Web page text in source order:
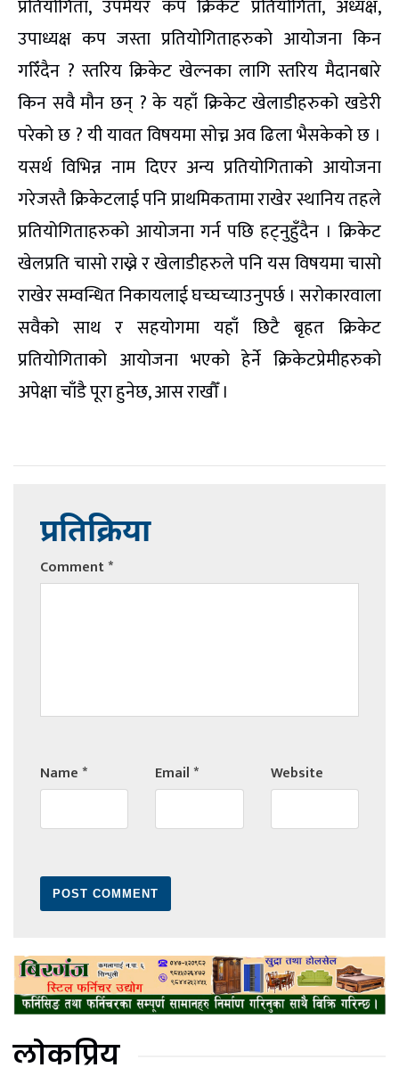
प्रतियोगिता, उपमेयर कप क्रिकेट प्रतियोगिता, अध्यक्ष,
उपाध्यक्ष कप जस्ता प्रतियोगिताहरुको आयोजना किन
गरिँदैन ? स्तरिय क्रिकेट खेल्नका लागि स्तरिय मैदानबारे
किन सवै मौन छन् ? के यहाँ क्रिकेट खेलाडीहरुको खडेरी
परेको छ ? यी यावत विषयमा सोच्न अव ढिला भैसकेको छ ।
यसर्थ विभिन्न नाम दिएर अन्य प्रतियोगिताको आयोजना
गरेजस्तै क्रिकेटलाई पनि प्राथमिकतामा राखेर स्थानिय तहले
प्रतियोगिताहरुको आयोजना गर्न पछि हट्नुहुँदैन । क्रिकेट
खेलप्रति चासो राख्ने र खेलाडीहरुले पनि यस विषयमा चासो
राखेर सम्वन्धित निकायलाई घच्घच्याउनुपर्छ । सरोकारवाला
सवैको साथ र सहयोगमा यहाँ छिटै बृहत क्रिकेट
प्रतियोगिताको आयोजना भएको हेर्ने क्रिकेटप्रेमीहरुको
अपेक्षा चाँडै पूरा हुनेछ, आस राखौँ ।
प्रतिक्रिया
Comment*
Name* Email* Website
लोकप्रिय